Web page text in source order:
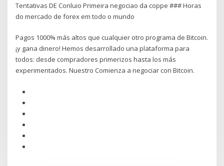
Tentativas DE Conluio Primeira negociao da coppe ### Horas
do mercado de forex em todo o mundo
Pagos 1000% más altos que cualquier otro programa de Bitcoin.
¡y gana dinero! Hemos desarrollado una plataforma para
todos: desde compradores primerizos hasta los más
experimentados. Nuestro Comienza a negociar con Bitcoin.